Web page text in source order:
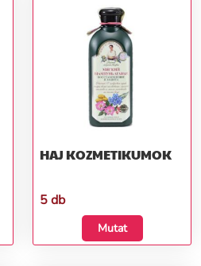
HAJ KOZMETIKUMOK
5 db
Mutat